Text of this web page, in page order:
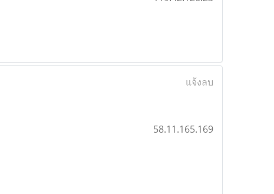
แจ้งลบ
58.11.165.169